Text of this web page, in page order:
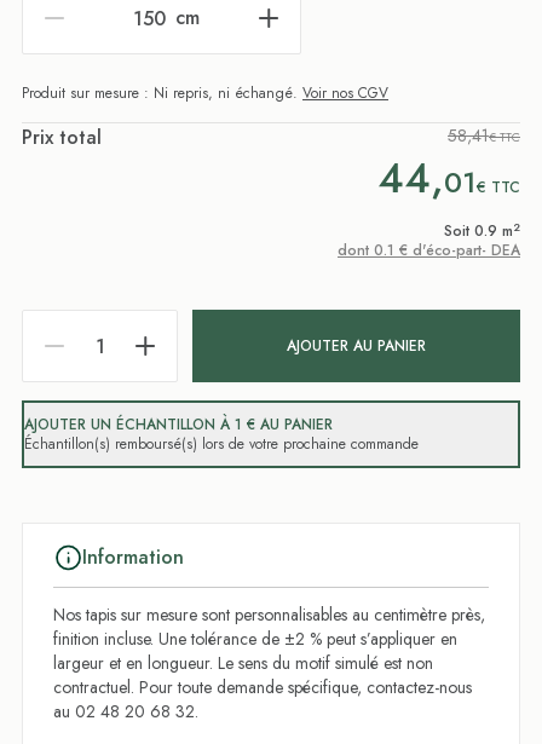
cm
Produit sur mesure : Ni repris, ni échangé. Voir nos CGV
Prix total 58,41€ TTC
44,01€ TTC
Soit 0.9 m2
dont 0.1 € d'éco-part- DEA
AJOUTER AU PANIER
AJOUTER UN ÉCHANTILLON À 1 € AU PANIER
Échantillon(s) remboursé(s) lors de votre prochaine commande
Information
Nos tapis sur mesure sont personnalisables au centimètre près,
finition incluse. Une tolérance de ±2 % peut s’appliquer en
largeur et en longueur. Le sens du motif simulé est non
contractuel. Pour toute demande spécifique, contactez-nous
au 02 48 20 68 32.